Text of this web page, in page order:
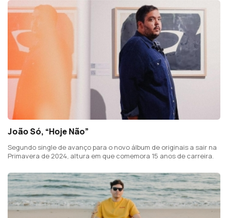
João Só, “Hoje Não”
Segundo single de avanço para o novo álbum de originais a sair na
Primavera de 2024, altura em que comemora 15 anos de carreira.